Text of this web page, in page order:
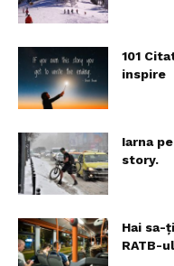
101
inspire
Iarna
story.
Hai sa-
RATB-